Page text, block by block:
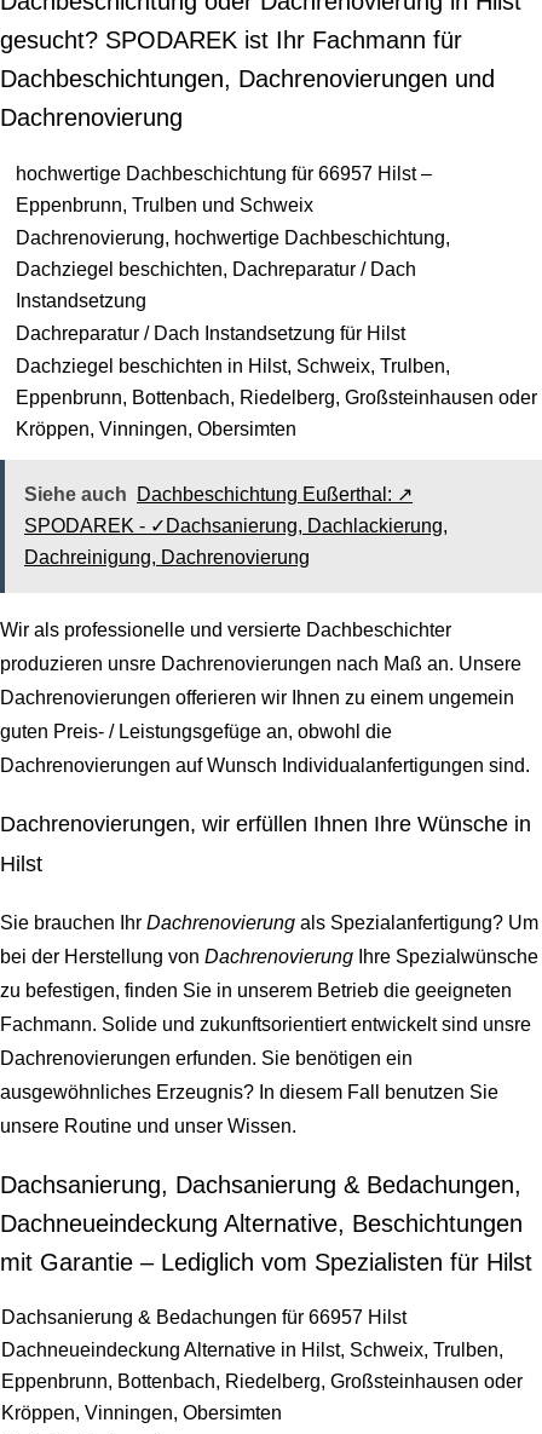
gesucht? SPODAREK ist Ihr Fachmann für
Dachbeschichtungen, Dachrenovierungen und
Dachrenovierung
hochwertige Dachbeschichtung für 66957 Hilst –
Eppenbrunn, Trulben und Schweix
Dachrenovierung, hochwertige Dachbeschichtung,
Dachziegel beschichten, Dachreparatur / Dach
Instandsetzung
Dachreparatur / Dach Instandsetzung für Hilst
Dachziegel beschichten in Hilst, Schweix, Trulben,
Eppenbrunn, Bottenbach, Riedelberg, Großsteinhausen oder
Kröppen, Vinningen, Obersimten
Siehe auch
Dachbeschichtung Eußerthal: ↗️
SPODAREK - ✓Dachsanierung, Dachlackierung,
Dachreinigung, Dachrenovierung
Wir als professionelle und versierte Dachbeschichter
produzieren unsre Dachrenovierungen nach Maß an. Unsere
Dachrenovierungen offerieren wir Ihnen zu einem ungemein
guten Preis- / Leistungsgefüge an, obwohl die
Dachrenovierungen auf Wunsch Individualanfertigungen sind.
Dachrenovierungen, wir erfüllen Ihnen Ihre Wünsche in
Hilst
Sie brauchen Ihr Dachrenovierung als Spezialanfertigung? Um
bei der Herstellung von Dachrenovierung Ihre Spezialwünsche
zu befestigen, finden Sie in unserem Betrieb die geeigneten
Fachmann. Solide und zukunftsorientiert entwickelt sind unsre
Dachrenovierungen erfunden. Sie benötigen ein
ausgewöhnliches Erzeugnis? In diesem Fall benutzen Sie
unsere Routine und unser Wissen.
Dachsanierung, Dachsanierung & Bedachungen,
Dachneueindeckung Alternative, Beschichtungen
mit Garantie – Lediglich vom Spezialisten für Hilst
Dachsanierung & Bedachungen für 66957 Hilst
Dachneueindeckung Alternative in Hilst, Schweix, Trulben,
Eppenbrunn, Bottenbach, Riedelberg, Großsteinhausen oder
Kröppen, Vinningen, Obersimten